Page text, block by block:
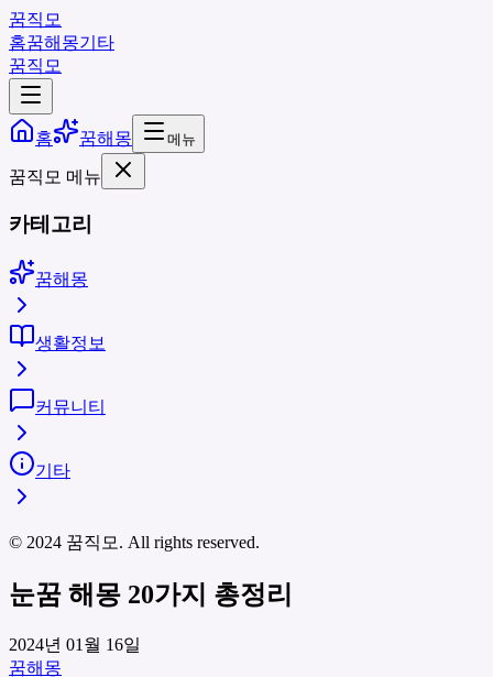
꿈직모
홈꿈해몽기타
꿈직모
홈 꿈해몽 메뉴
꿈직모 메뉴
카테고리
꿈해몽
생활정보
커뮤니티
기타
© 2024 꿈직모. All rights reserved.
눈꿈 해몽 20가지 총정리
2024년 01월 16일
꿈해몽